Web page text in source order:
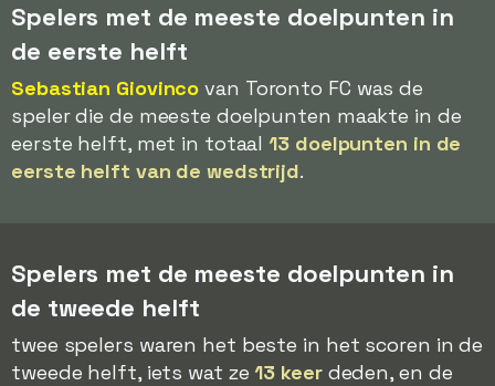
Spelers met de meeste doelpunten in
de eerste helft
Sebastian Giovinco van Toronto FC was de
speler die de meeste doelpunten maakte in de
eerste helft, met in totaal13 doelpunten in de
eerste helft van de wedstrijd.
Spelers met de meeste doelpunten in
de tweede helft
twee spelers waren het beste in het scoren in de
tweede helft, iets wat ze13 keerdeden, en de